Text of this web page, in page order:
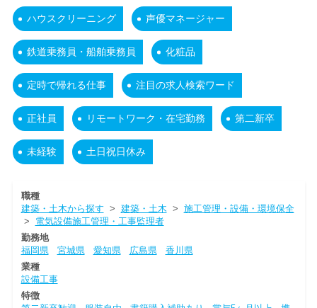
ハウスクリーニング 声優マネージャー
鉄道乗務員・船舶乗務員 化粧品
定時で帰れる仕事 注目の求人検索ワード
正社員 リモートワーク・在宅勤務 第二新卒
未経験 土日祝日休み
職種
建築・土木から探す > 建築・土木 > 施工管理・設備・環境保全
> 電気設備施工管理・工事監理者
勤務地
福岡県
宮城県 愛知県 広島県
香川県
業種
設備工事
特徴